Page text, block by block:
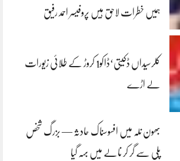
ہمیں خطرات لاحق ہیں پروفیسر احمد رفیق
کلرسیداں ڈکیتی‘ڈاکو1 کروڑ کے طلائی زیورات
لے اڑے
بھون نلہ میں افسوسناک حادثہ — بزرگ شخص
پلی سے گر کر نالے میں بہہ گیا